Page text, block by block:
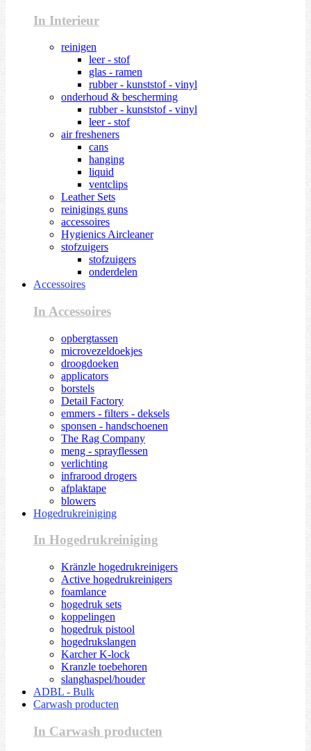
In Interieur
reinigen
leer - stof
glas - ramen
rubber - kunststof - vinyl
onderhoud & bescherming
rubber - kunststof - vinyl
leer - stof
air fresheners
cans
hanging
liquid
ventclips
Leather Sets
reinigings guns
accessoires
Hygienics Aircleaner
stofzuigers
stofzuigers
onderdelen
Accessoires
In Accessoires
opbergtassen
microvezeldoekjes
droogdoeken
applicators
borstels
Detail Factory
emmers - filters - deksels
sponsen - handschoenen
The Rag Company
meng - sprayflessen
verlichting
infrarood drogers
afplaktape
blowers
Hogedrukreiniging
In Hogedrukreiniging
Kränzle hogedrukreinigers
Active hogedrukreinigers
foamlance
hogedruk sets
koppelingen
hogedruk pistool
hogedrukslangen
Karcher K-lock
Kranzle toebehoren
slanghaspel/houder
ADBL - Bulk
Carwash producten
In Carwash producten